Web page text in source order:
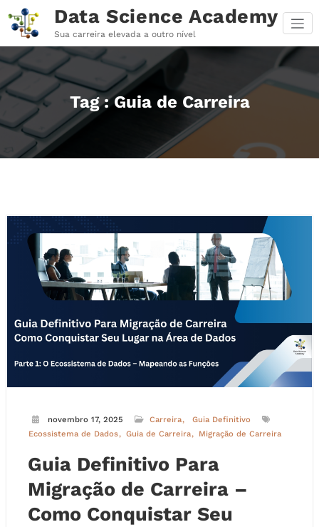
para
conteúdo
Data Science Academy
Sua carreira elevada a outro nível
Tag : Guia de Carreira
novembro 17, 2025 Carreira
Guia Definitivo
Ecossistema de Dados
Guia de Carreira Migração de Carreira
Guia Definitivo Para
Migração de Carreira –
Como Conquistar Seu